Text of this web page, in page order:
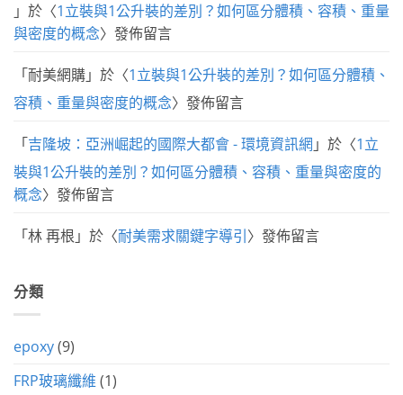
」於〈1立裝與1公升裝的差別？如何區分體積、容積、重量
與密度的概念〉發佈留言
「耐美網購」於〈1立裝與1公升裝的差別？如何區分體積、
容積、重量與密度的概念〉發佈留言
「吉隆坡：亞洲崛起的國際大都會 - 環境資訊網 」於〈1立
裝與1公升裝的差別？如何區分體積、容積、重量與密度的
概念〉發佈留言
「林 再根 」於〈耐美需求關鍵字導引〉發佈留言
分類
epoxy(9)
FRP玻璃纖維 (1)